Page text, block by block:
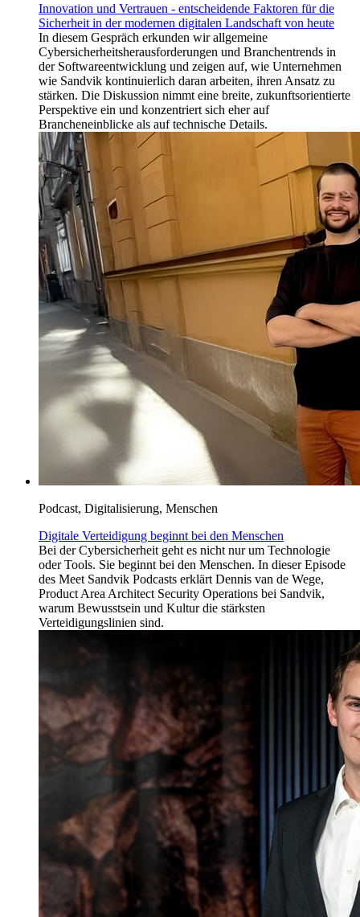
Innovation und Vertrauen - entscheidende Faktoren für die
Sicherheit in der modernen digitalen Landschaft von heute
In diesem Gespräch erkunden wir allgemeine
Cybersicherheitsherausforderungen und Branchentrends in
der Softwareentwicklung und zeigen auf, wie Unternehmen
wie Sandvik kontinuierlich daran arbeiten, ihren Ansatz zu
stärken. Die Diskussion nimmt eine breite, zukunftsorientierte
Perspektive ein und konzentriert sich eher auf
Brancheneinblicke als auf technische Details.
Podcast, Digitalisierung, Menschen
Digitale Verteidigung beginnt bei den Menschen
Bei der Cybersicherheit geht es nicht nur um Technologie
oder Tools. Sie beginnt bei den Menschen. In dieser Episode
des Meet Sandvik Podcasts erklärt Dennis van de Wege,
Product Area Architect Security Operations bei Sandvik,
warum Bewusstsein und Kultur die stärksten
Verteidigungslinien sind.